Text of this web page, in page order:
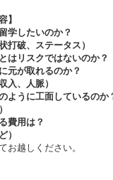
】
学したいのか？
打破、ステータス）
はリスクではないのか？
元が取れるのか？
入、人脈）
ように工面しているのか
費用は？
）
お越しください。